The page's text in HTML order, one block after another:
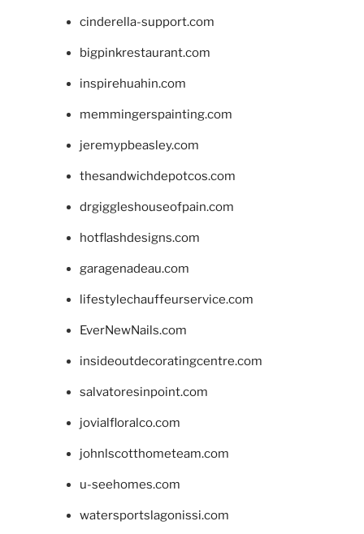
cinderella-support.com
bigpinkrestaurant.com
inspirehuahin.com
memmingerspainting.com
jeremypbeasley.com
thesandwichdepotcos.com
drgiggleshouseofpain.com
hotflashdesigns.com
garagenadeau.com
lifestylechauffeurservice.com
EverNewNails.com
insideoutdecoratingcentre.com
salvatoresinpoint.com
jovialfloralco.com
johnlscotthometeam.com
u-seehomes.com
watersportslagonissi.com